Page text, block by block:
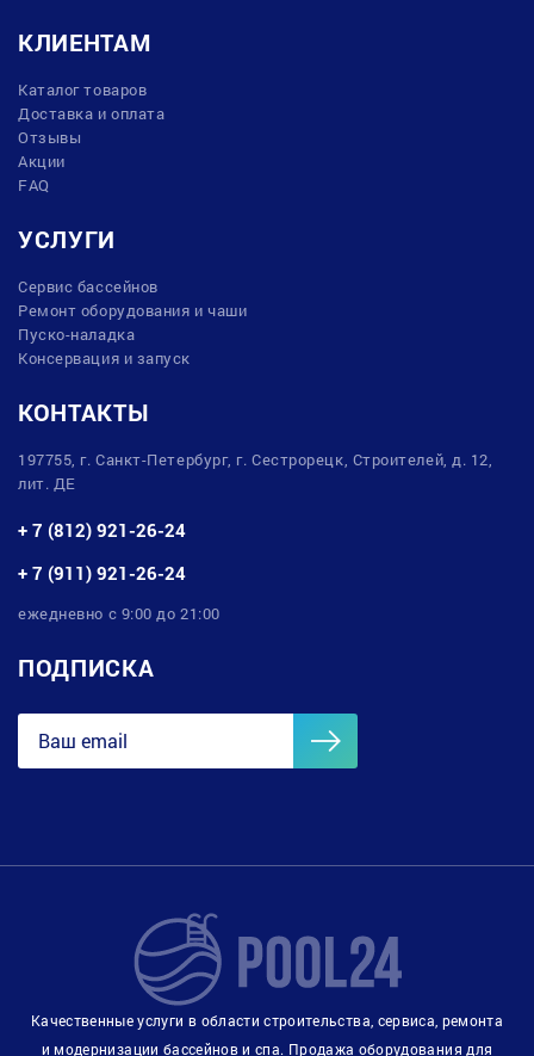
КЛИЕНТАМ
Каталог товаров
Доставка и оплата
Отзывы
Акции
FAQ
УСЛУГИ
Сервис бассейнов
Ремонт оборудования и чаши
Пуско-наладка
Консервация и запуск
КОНТАКТЫ
197755, г. Санкт-Петербург, г. Сестрорецк, Строителей, д. 12,
лит. ДЕ
+ 7 (812) 921-26-24
+ 7 (911) 921-26-24
ежедневно с 9:00 до 21:00
ПОДПИСКА
Качественные услуги в области строительства, сервиса, ремонта
и модернизации бассейнов и спа. Продажа оборудования для